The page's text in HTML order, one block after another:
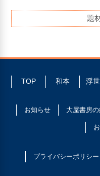
題
TOP 和本 浮
お知らせ 大屋書房
プライバシーポリシー